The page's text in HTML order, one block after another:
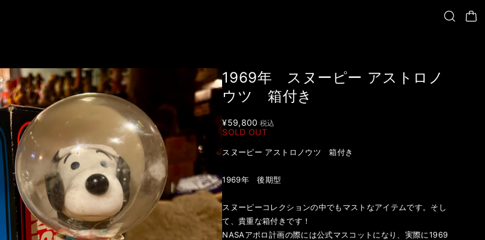
1969年 スヌーピー アストロノ
ウツ 箱付き
¥59,800 税込
SOLD OUT
スヌーピー アストロノウツ 箱付き
1969年 後期型
スヌーピーコレクションの中でもマストなアイテムです。そし
て、貴重な箱付きです！
NASAアポロ計画の際には公式マスコットになり、実際に1969